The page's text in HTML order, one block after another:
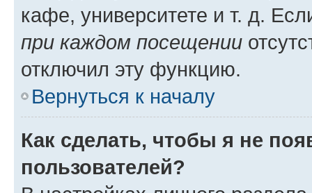
кафе, университете и т. д.
при каждом посещении
отключил эту функцию.
Вернуться к началу
Как сделать, чтобы я не
пользователей?